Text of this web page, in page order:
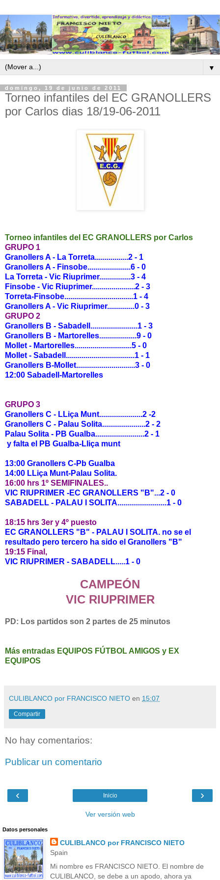
▼
domingo, 19 de junio de 2011
Torneo infantiles del EC GRANOLLERS
por Carlos dias 18/19-06-2011
Torneo infantiles del EC GRANOLLERS por Carlos
GRUPO 1
Granollers A - La Torreta.................2 - 1
Granollers A - Finsobe......................6 - 0
La Torreta - Vic Riuprimer................3 - 4
Finsobe - Vic Riuprimer......................2 - 3
Torreta-Finsobe...................................1 - 4
Granollers A - Vic Riuprimer..............0 - 3
GRUPO 2
Granollers B - Sabadell........................1 - 3
Granollers B - Martorelles...................9 - 0
Mollet - Martorelles.............................5 - 0
Mollet - Sabadell...................................1 - 1
Granollers B-Mollet..............................3 - 0
12:00 Sabadell-Martorelles
GRUPO 3
Granollers C - LLiça Munt......................2 -2
Granollers C - Palau Solita......................2 - 2
Palau Solita - PB Gualba.........................2 - 1
y falta el PB Gualba-Lliça munt
13:00 Granollers C-Pb Gualba
14:00 LLiça Munt-Palau Solita.
16:00 hrs 1º SEMIFINALES..
VIC RIUPRIMER -EC GRANOLLERS "B"...2 - 0
SABADELL - PALAU I SOLITA.........................1 - 0
18:15 hrs 3er y 4º puesto
EC GRANOLLERS "B" - PALAU I SOLITA. no se el
resultado pero tercero ha sido el Granollers "B"
19:15 Final,
VIC RIUPRIMER - SABADELL.....1 - 0
CAMPEÓN
VIC RIUPRIMER
PD: Los partidos son 2 partes de 25 minutos
Más entradas EQUIPOS FÚTBOL AMIGOS y EX
EQUIPOS
CULIBLANCO por FRANCISCO NIETO en 15:07
Compartir
No hay comentarios:
Publicar un comentario
‹ ›
Inicio
Ver versión web
Datos personales
CULIBLANCO por FRANCISCO NIETO
Spain
Mi nombre es FRANCISCO NIETO. El nombre de
CULIBLANCO, se debe a un apodo, ahora ya